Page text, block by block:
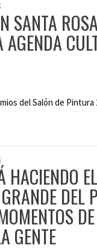
SANTA
del Salón de Pintura
HACIENDO EL
DEL
DE
GENTE